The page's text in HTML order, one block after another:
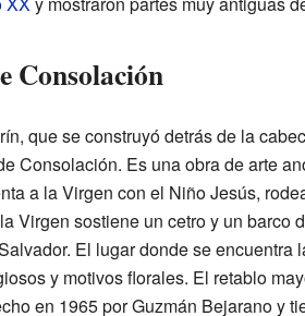
Consolación
que se construyó detrás de la
Consolación. Es una obra de arte
a la Virgen con el Niño Jesús,
Virgen sostiene un cetro y un barco
El lugar donde se
y motivos florales. El retablo
en 1965 por Guzmán Bejarano y